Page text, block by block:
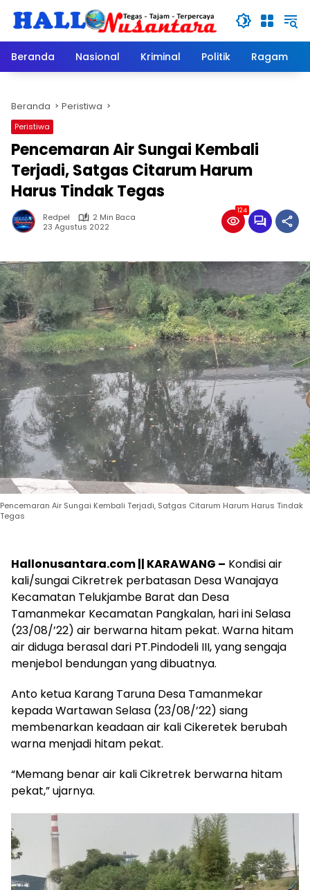
Beranda
Nasional Kriminal Politik Ragam
Beranda Peristiwa
Peristiwa
Pencemaran Air Sungai Kembali
Terjadi, Satgas Citarum Harum
Harus Tindak Tegas
Redpel
2 Min Baca
23 Agustus 2022
124
Pencemaran Air Sungai Kembali Terjadi, Satgas Citarum Harum Harus Tindak
Tegas
Hallonusantara.com || KARAWANG – Kondisi air
kali/sungai Cikretrek perbatasan Desa Wanajaya
Kecamatan Telukjambe Barat dan Desa
Tamanmekar Kecamatan Pangkalan, hari ini Selasa
(23/08/’22) air berwarna hitam pekat. Warna hitam
air diduga berasal dari PT.Pindodeli III, yang sengaja
menjebol bendungan yang dibuatnya.
Anto ketua Karang Taruna Desa Tamanmekar
kepada Wartawan Selasa (23/08/’22) siang
membenarkan keadaan air kali Cikeretek berubah
warna menjadi hitam pekat.
“Memang benar air kali Cikretrek berwarna hitam
pekat,” ujarnya.